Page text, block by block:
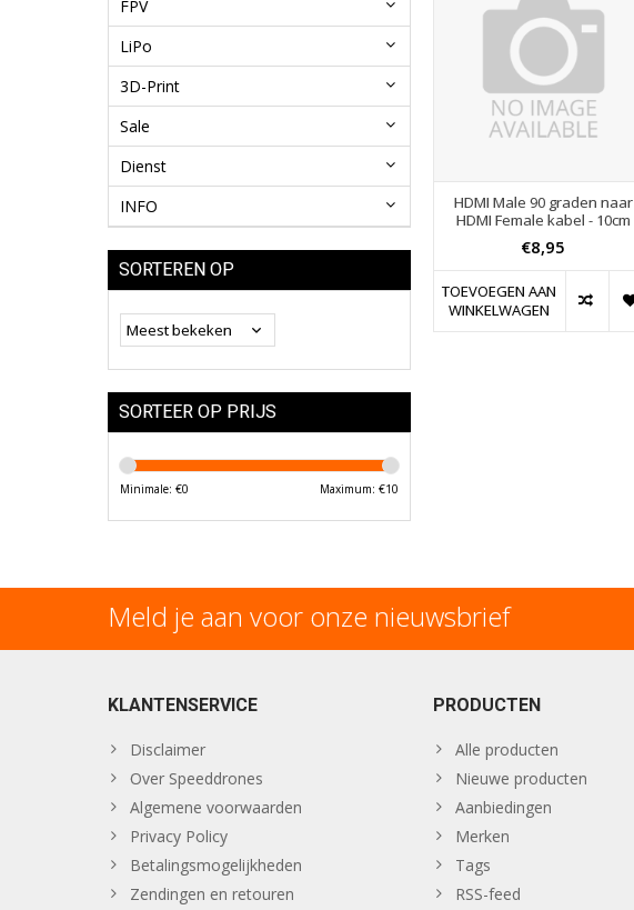
FPV
LiPo
3D-Print
Sale
Dienst
INFO
SORTEREN OP
SORTEER OP PRIJS
Minimale: €0 Maximum: €10
HDMI Male 90 graden naar
HDMI Female kabel - 10cm
€8,95
TOEVOEGEN AAN
WINKELWAGEN
Meld je aan voor onze nieuwsbrief
KLANTENSERVICE
Disclaimer
Over Speeddrones
Algemene voorwaarden
Privacy Policy
Betalingsmogelijkheden
Zendingen en retouren
PRODUCTEN
Alle producten
Nieuwe producten
Aanbiedingen
Merken
Tags
RSS-feed